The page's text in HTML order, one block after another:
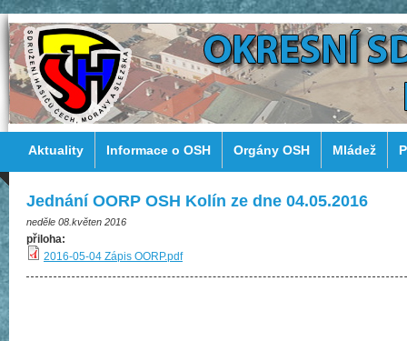
Aktuality Informace o OSH Orgány OSH Mládež
Jednání OORP OSH Kolín ze dne 04.05.2016
neděle 08.květen 2016
přiloha:
2016-05-04 Zápis OORP.pdf